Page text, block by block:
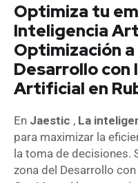
Optimiza tu
Inteligencia
Optimización
Desarrollo con
Artificial en
En Jaestic , La
para maximizar la
la toma de decisiones.
zona del Desarrollo con